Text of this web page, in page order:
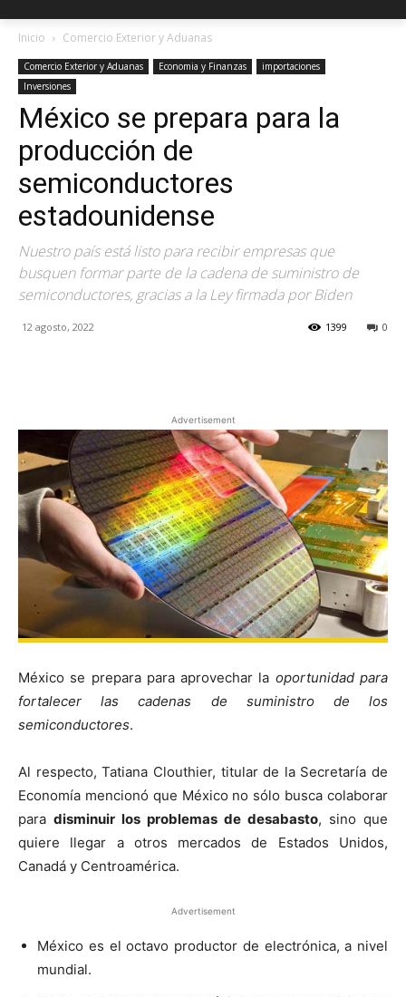
Inicio Comercio Exterior y Aduanas
Comercio Exterior y Aduanas Economia y Finanzas
importaciones
Inversiones
México se prepara para la
producción de
semiconductores
estadounidense
Nuestro país está listo para recibir empresas que
busquen formar parte de la cadena de suministro de
semiconductores, gracias a la Ley firmada por Biden
12 agosto, 2022 0
1399
Advertisement
México se prepara para aprovechar la oportunidad para
fortalecer las cadenas de suministro de los
semiconductores.
Al respecto, Tatiana Clouthier, titular de la Secretaría de
Economía mencionó que México no sólo busca colaborar
para disminuir los problemas de desabasto, sino que
quiere llegar a otros mercados de Estados Unidos,
Canadá y Centroamérica.
Advertisement
México es el octavo productor de electrónica, a nivel
mundial.